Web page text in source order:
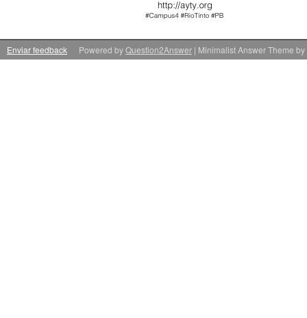
Enviar feedback | Minimalist Answer Theme by
Powered byQuestion2Answer